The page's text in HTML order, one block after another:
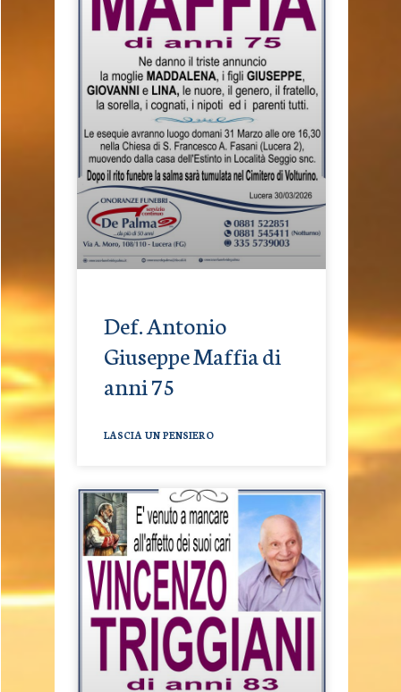
Def. Antonio
Giuseppe Maffia di
anni 75
LASCIA UN PENSIERO